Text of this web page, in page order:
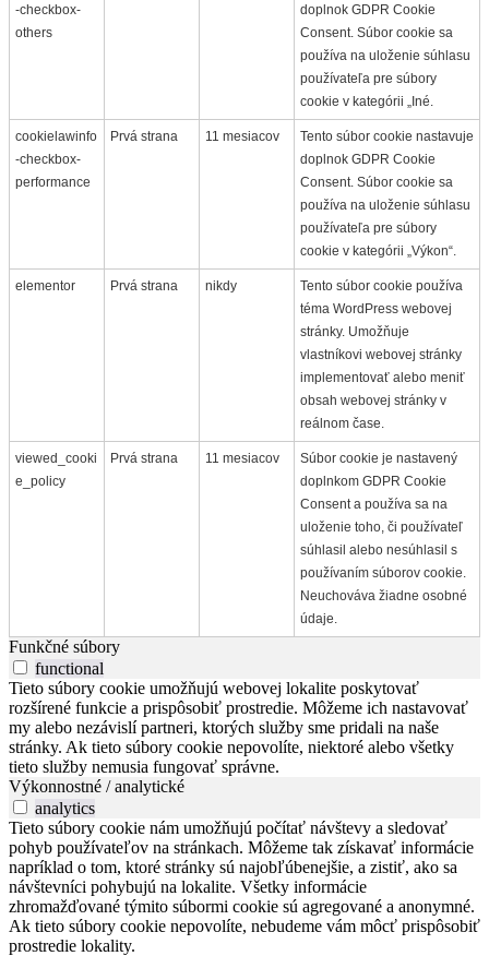
-checkbox-
others
doplnok GDPR Cookie
Consent. Súbor cookie sa
používa na uloženie súhlasu
používateľa pre súbory
cookie v kategórii „Iné.
cookielawinfo
-checkbox-
performance
Prvá strana 11 mesiacov
Tento súbor cookie nastavuje
doplnok GDPR Cookie
Consent. Súbor cookie sa
používa na uloženie súhlasu
používateľa pre súbory
cookie v kategórii „Výkon“.
elementor Prvá strana nikdy
Tento súbor cookie používa
téma WordPress webovej
stránky. Umožňuje
vlastníkovi webovej stránky
implementovať alebo meniť
obsah webovej stránky v
reálnom čase.
viewed_cooki
e_policy
Prvá strana 11 mesiacov
Súbor cookie je nastavený
doplnkom GDPR Cookie
Consent a používa sa na
uloženie toho, či používateľ
súhlasil alebo nesúhlasil s
používaním súborov cookie.
Neuchováva žiadne osobné
údaje.
Funkčné súbory
functional
Tieto súbory cookie umožňujú webovej lokalite poskytovať
rozšírené funkcie a prispôsobiť prostredie. Môžeme ich nastavovať
my alebo nezávislí partneri, ktorých služby sme pridali na naše
stránky. Ak tieto súbory cookie nepovolíte, niektoré alebo všetky
tieto služby nemusia fungovať správne.
Výkonnostné / analytické
analytics
Tieto súbory cookie nám umožňujú počítať návštevy a sledovať
pohyb používateľov na stránkach. Môžeme tak získavať informácie
napríklad o tom, ktoré stránky sú najobľúbenejšie, a zistiť, ako sa
návštevníci pohybujú na lokalite. Všetky informácie
zhromažďované týmito súbormi cookie sú agregované a anonymné.
Ak tieto súbory cookie nepovolíte, nebudeme vám môcť prispôsobiť
prostredie lokality.